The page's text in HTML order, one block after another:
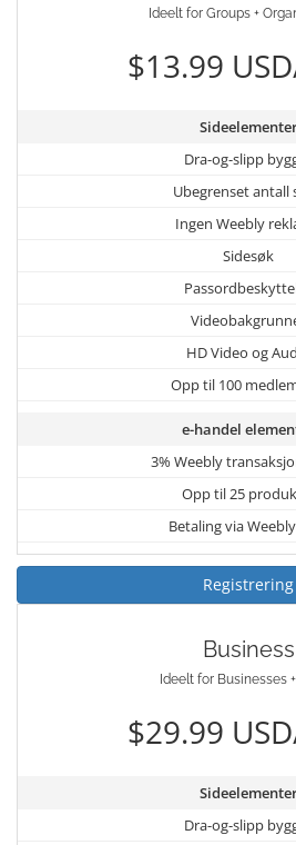
Ideelt for Groups +
$13.99
Dra-og-slipp
Ubegrenset antall
Ingen Weebly
Sidesøk
HD Video og
Opp til 100
e-handel
3% Weebly
Opp til 25
Betaling via
Registrering
Business
Ideelt for Businesses
$29.99
Dra-og-slipp